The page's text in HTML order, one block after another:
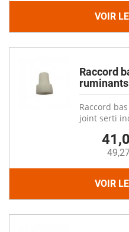
VOIR
Raccord
Raccord
joint serti
VOIR